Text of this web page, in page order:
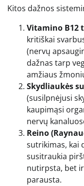
Kitos dažnos
Vitamino B12
kritiškai
(nervų
dažnas tarp
amžiaus
Skydliaukės
(susilpnėjusi
kaupimąsi
nervų
Reino
sutrikimas, kai
susitraukia
nutirpsta, bet
parausta.